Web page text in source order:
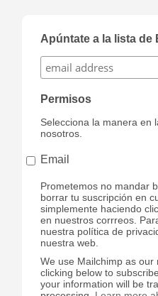
Apúntate a la lista de
Permisos
Selecciona la manera en
nosotros.
Email
Prometemos no mandar
borrar tu suscripción en
simplemente haciendo
en nuestros corrreos.
nuestra política de
nuestra web.
We use Mailchimp as our
clicking below to
your information will be